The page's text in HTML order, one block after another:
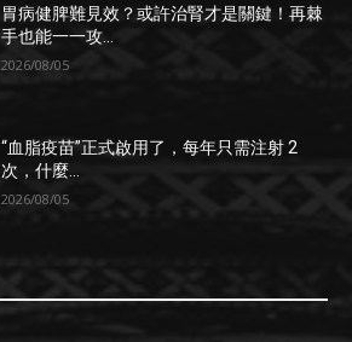
胃病健脾難見效？或許治腎才是關鍵！再棘
手也能一一攻...
2026/08/05
“血脂疫苗”正式啟用了，每年只需注射 2
次，什麼...
2026/08/05